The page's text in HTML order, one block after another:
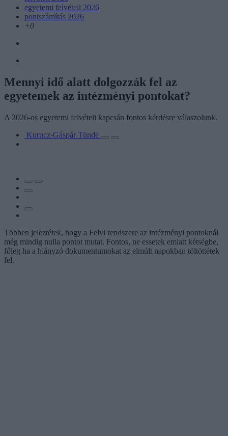
egyetemi felvételi 2026
pontszámítás 2026
+0
Mennyi idő alatt dolgozzák fel az
egyetemek az intézményi pontokat?
A 2026-os egyetemi felvételi kapcsán fontos kérdésre válaszolunk.
Kurucz-Gáspár Tünde
Többen jeleztétek, hogy a Felvi rendszere az intézményi pontoknál
még mindig nulla pontot mutat. Fontos, ne essetek emiatt kétségbe,
főleg ha a hiányzó dokumentumokat az elmúlt napokban töltöttétek
fel.